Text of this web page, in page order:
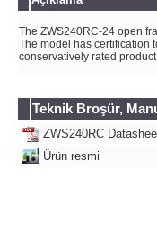
The ZWS240RC-24 open
The model has certification
conservatively rated
Teknik Broşür,
ZWS240RC
Ürün resmi